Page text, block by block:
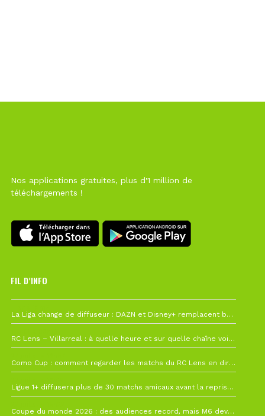
Nos applications gratuites, plus d'1 million de
téléchargements !
FIL D’INFO
La Liga change de diffuseur : DAZN et Disney+ remplacent beIN Sports !
RC Lens – Villarreal : à quelle heure et sur quelle chaîne voir la finale de la Como Cup ?
Como Cup : comment regarder les matchs du RC Lens en direct ?
Ligue 1+ diffusera plus de 30 matchs amicaux avant la reprise de la Ligue 1
Coupe du monde 2026 : des audiences record, mais M6 devrait perdre très gros !